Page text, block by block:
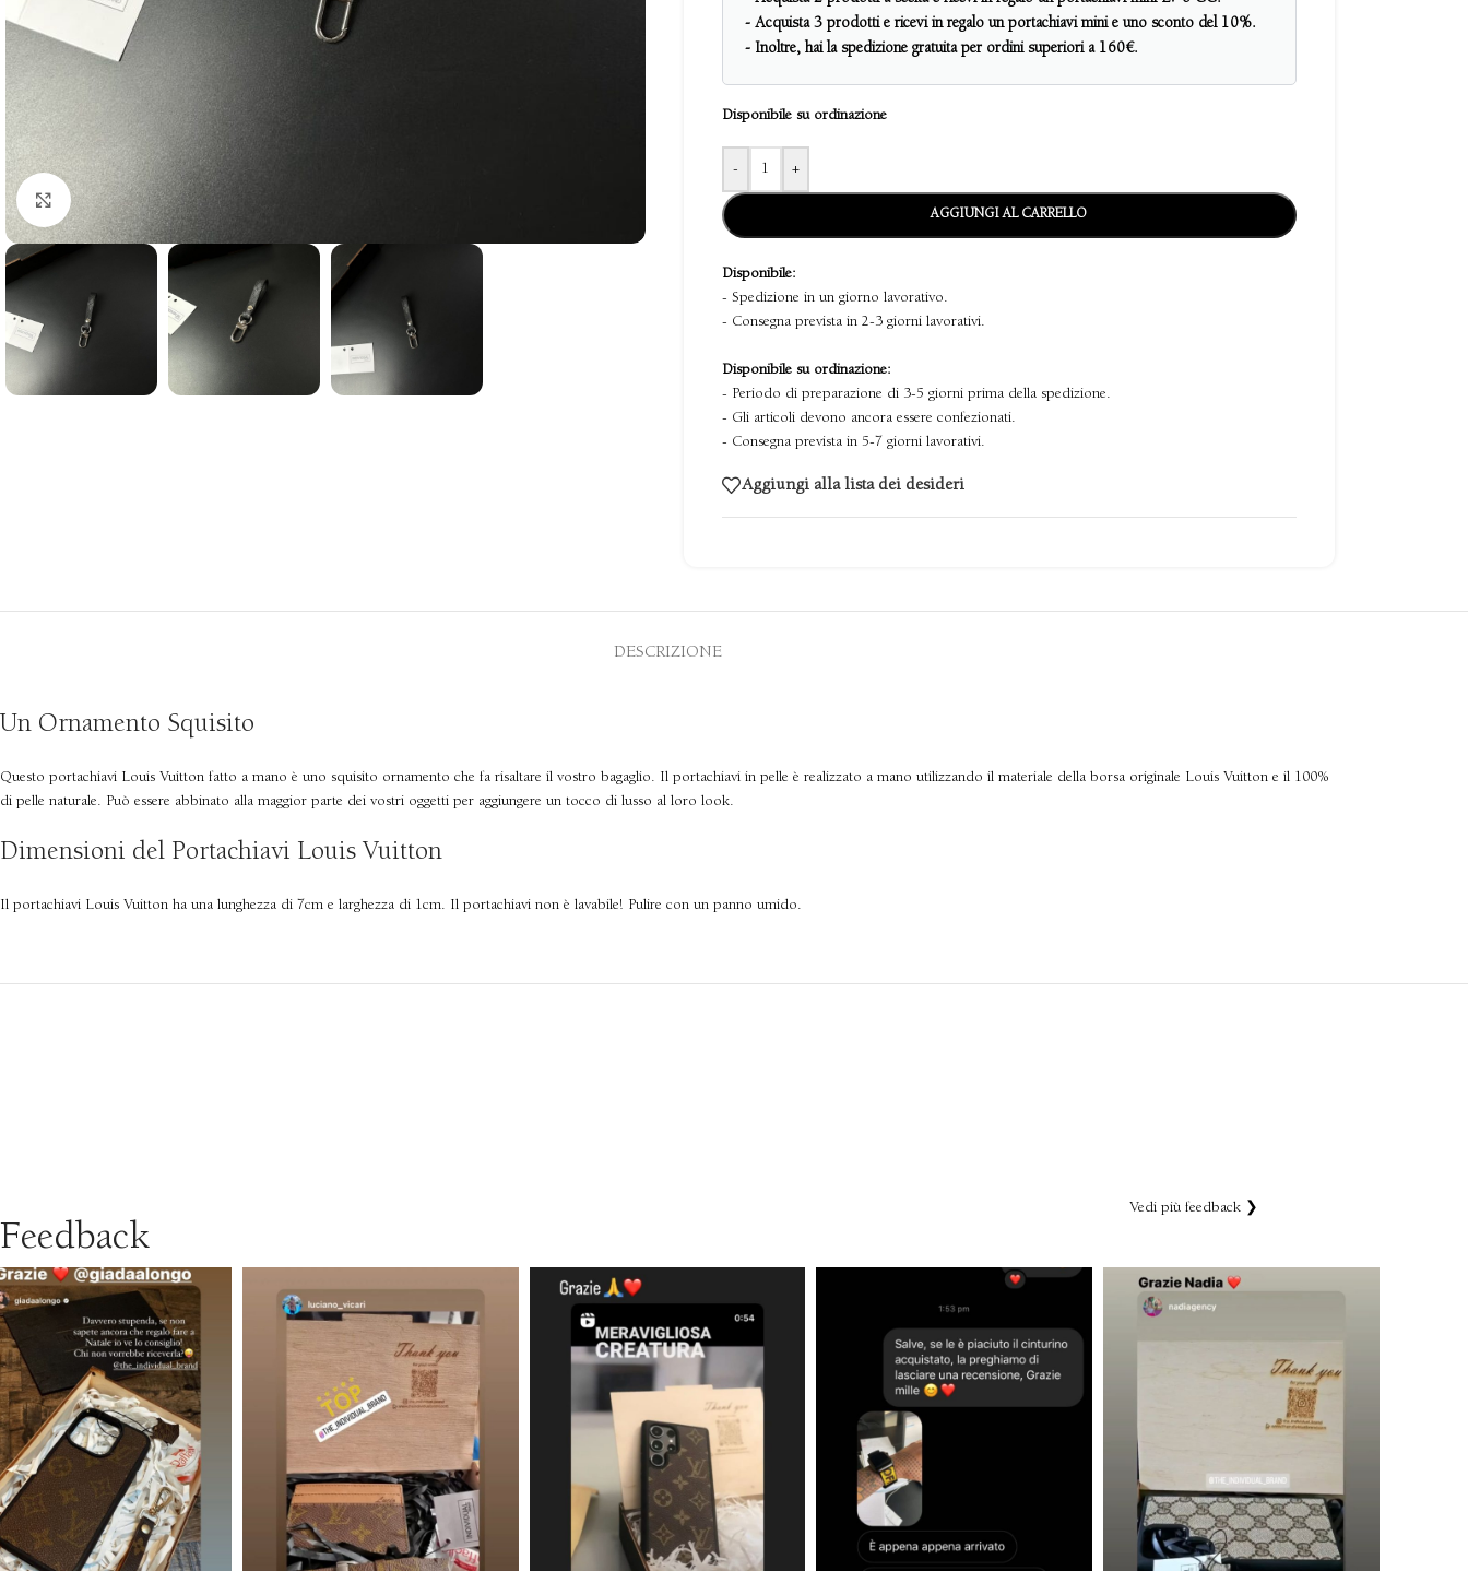
clicca per ingrandire
- Acquista 3 prodotti e ricevi in regalo un portachiavi mini e uno sconto del 10%.
- Inoltre, hai la spedizione gratuita per ordini superiori a 160€.
Disponibile su ordinazione
- +
AGGIUNGI AL CARRELLO
Disponibile:
- Spedizione in un giorno lavorativo.
- Consegna prevista in 2-3 giorni lavorativi.
Disponibile su ordinazione:
- Periodo di preparazione di 3-5 giorni prima della spedizione.
- Gli articoli devono ancora essere confezionati.
- Consegna prevista in 5-7 giorni lavorativi.
Aggiungi alla lista dei desideri
DESCRIZIONE
Un Ornamento Squisito
Questo portachiavi Louis Vuitton fatto a mano è uno squisito ornamento che fa risaltare il vostro bagaglio. Il portachiavi in pelle è realizzato a mano utilizzando il materiale della borsa originale Louis Vuitton e il 100%
di pelle naturale. Può essere abbinato alla maggior parte dei vostri oggetti per aggiungere un tocco di lusso al loro look.
Dimensioni del Portachiavi Louis Vuitton
Il portachiavi Louis Vuitton ha una lunghezza di 7cm e larghezza di 1cm. Il portachiavi non è lavabile! Pulire con un panno umido.
Feedback
Vedi più feedback ❯